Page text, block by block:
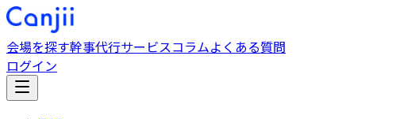
会場を探す幹事代行サービスコラムよくある質問
ログイン